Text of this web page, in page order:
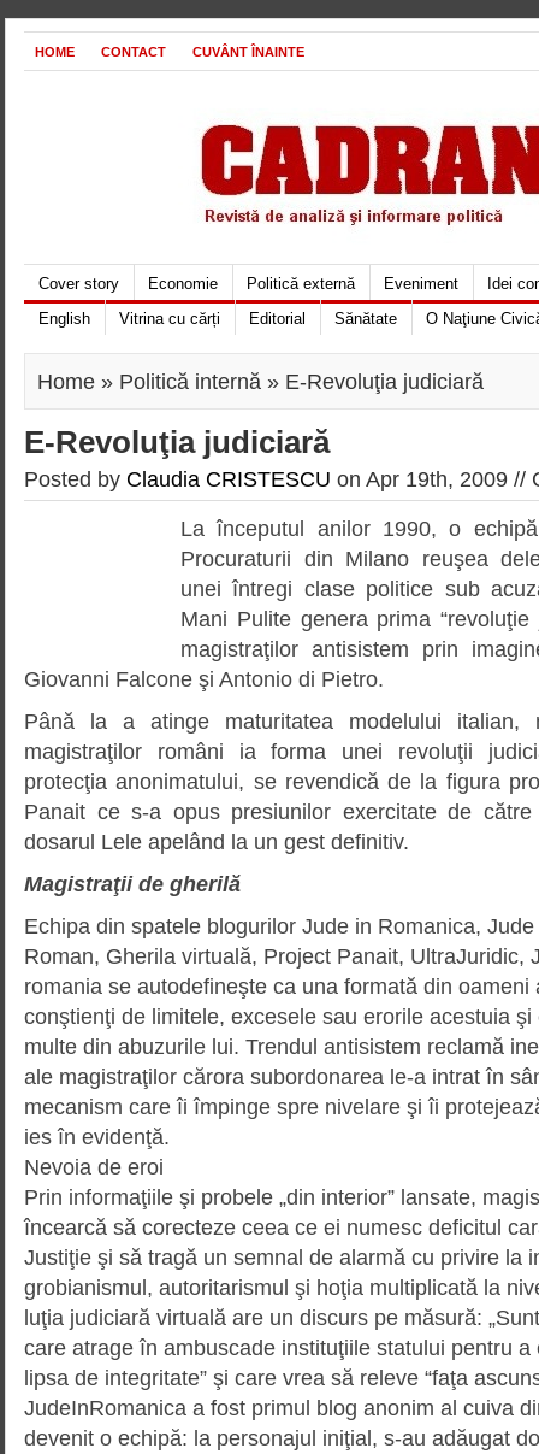
HOME CONTACT CUVÂNT ÎNAINTE
Cover story Economie Politică externă Eveniment
Idei
English
Vitrina cu cărți Editorial Sănătate O Naţiune
Home » Politică internă » E-Revoluţia judiciară
E-Revoluţia judiciară
Posted by Claudia CRISTESCU on Apr 19th, 2009 //
La începutul anilor 1990, o
Procuraturii din Milano reuşea
unei întregi clase politice sub
Mani Pulite genera prima
magistraţilor antisistem prin
Giovanni Falcone şi Antonio di Pietro.
Până la a atinge maturitatea modelului italian,
magistraţilor români ia forma unei revoluţii
protecţia ano­nima­tului, se revendică de la figura
Panait ce s-a opus presiunilor exercitate de
dosarul Lele apelând la un gest definitiv.
Magistraţii de gherilă
Echipa din spatele blogurilor Jude in Romanica,
Roman, Gherila virtuală, Project Panait, UltraJuridic,
romania se autodefineşte ca una formată din oameni
conştienţi de limitele, excesele sau erorile acestuia
multe din abuzurile lui. Trendul antisistem reclamă
ale magistraţilor cărora subordonarea le-a intrat în
mecanism care îi împinge spre nivelare şi îi
ies în evidenţă.
Nevoia de eroi
Prin informaţiile şi probele „din interior” lansate,
încearcă să corecteze ceea ce ei numesc deficitul
Justiţie şi să tragă un semnal de alarmă cu privire la
grobianismul, autoritarismul şi hoţia multiplicată la
luţia judiciară virtuală are un discurs pe măsură:
care atrage în ambuscade insti­tu­ţiile statului pentru
lipsa de integritate” şi care vrea să releve “faţa
JudeInRomanica a fost primul blog anonim al cuiva
devenit o echipă: la personajul iniţial, s-au adăugat